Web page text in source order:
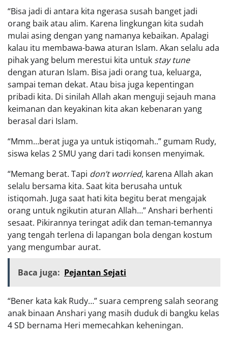
“Bisa jadi di antara kita ngerasa susah banget jadi
orang baik atau alim. Karena lingkungan kita sudah
mulai asing dengan yang namanya kebaikan. Apalagi
kalau itu membawa-bawa aturan Islam. Akan selalu ada
pihak yang belum merestui kita untuk stay tune
dengan aturan Islam. Bisa jadi orang tua, keluarga,
sampai teman dekat. Atau bisa juga kepentingan
pribadi kita. Di sinilah Allah akan menguji sejauh mana
keimanan dan keyakinan kita akan kebenaran yang
berasal dari Islam.
“Mmm…berat juga ya untuk istiqomah..” gumam Rudy,
siswa kelas 2 SMU yang dari tadi konsen menyimak.
“Memang berat. Tapi don’t worried, karena Allah akan
selalu bersama kita. Saat kita berusaha untuk
istiqomah. Juga saat hati kita begitu berat mengajak
orang untuk ngikutin aturan Allah…” Anshari berhenti
sesaat. Pikirannya teringat adik dan teman-temannya
yang tengah terlena di lapangan bola dengan kostum
yang mengumbar aurat.
Baca juga: Pejantan Sejati
“Bener kata kak Rudy…” suara cempreng salah seorang
anak binaan Anshari yang masih duduk di bangku kelas
4 SD bernama Heri memecahkan keheningan.